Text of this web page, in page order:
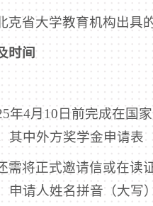
克省大学教育机构出具
时间
年4月10日前完成在国
其中外方奖学金申请表
需将正式邀请信或在读
申请人姓名拼音（大写